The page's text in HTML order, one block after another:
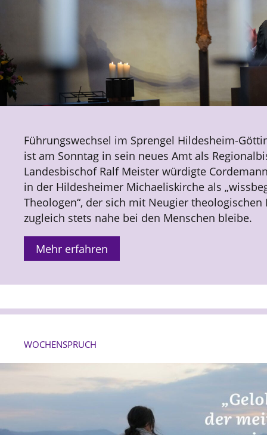
Führungswechsel im Sprengel Hildesheim-
ist am Sonntag in sein neues Amt als
Landesbischof Ralf Meister würdigte
in der Hildesheimer Michaeliskirche als
Theologen“, der sich mit Neugier
zugleich stets nahe bei den Menschen bleibe.
Mehr erfahren
WOCHENSPRUCH